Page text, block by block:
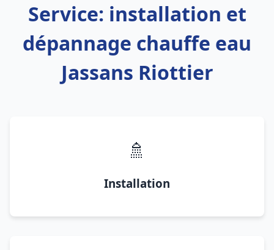
Service: installation et
dépannage chauffe eau
Jassans Riottier
🚿
Installation